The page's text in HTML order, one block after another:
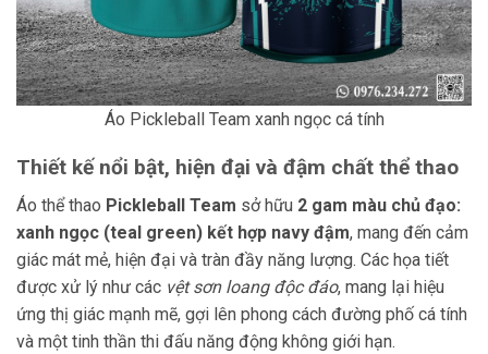
Áo Pickleball Team xanh ngọc cá tính
Thiết kế nổi bật, hiện đại và đậm chất thể thao
Áo thể thao Pickleball Team sở hữu 2 gam màu chủ đạo:
xanh ngọc (teal green) kết hợp navy đậm, mang đến cảm
giác mát mẻ, hiện đại và tràn đầy năng lượng. Các họa tiết
được xử lý như các vệt sơn loang độc đáo, mang lại hiệu
ứng thị giác mạnh mẽ, gợi lên phong cách đường phố cá tính
và một tinh thần thi đấu năng động không giới hạn.